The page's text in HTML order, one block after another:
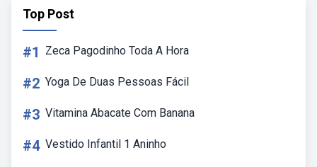
Top Post
#1 Zeca Pagodinho Toda A Hora
#2 Yoga De Duas Pessoas Fácil
#3 Vitamina Abacate Com Banana
#4 Vestido Infantil 1 Aninho